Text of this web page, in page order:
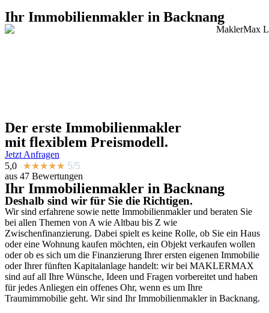
Ihr Immobilienmakler in Backnang
Der erste Immobilienmakler
mit flexiblem Preismodell.
Jetzt Anfragen
5,0
★★★★★ 5/5
aus 47 Bewertungen
Ihr Immobilienmakler in Backnang
Deshalb sind wir für Sie die Richtigen.
Wir sind erfahrene sowie nette Immobilienmakler und beraten Sie
bei allen Themen von A wie Altbau bis Z wie
Zwischenfinanzierung. Dabei spielt es keine Rolle, ob Sie ein Haus
oder eine Wohnung kaufen möchten, ein Objekt verkaufen wollen
oder ob es sich um die Finanzierung Ihrer ersten eigenen Immobilie
oder Ihrer fünften Kapitalanlage handelt: wir bei MAKLERMAX
sind auf all Ihre Wünsche, Ideen und Fragen vorbereitet und haben
für jedes Anliegen ein offenes Ohr, wenn es um Ihre
Traumimmobilie geht. Wir sind Ihr Immobilienmakler in Backnang.